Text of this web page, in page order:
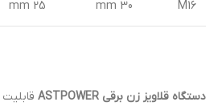
M16
30 mm
25 mm
دستگاه‌ قلاویز زن برقی ASTPOWER قابلیت